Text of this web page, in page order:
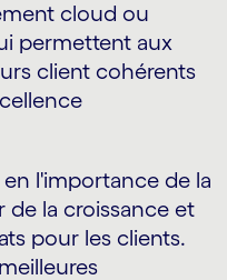
cloud ou
permettent aux
client cohérents
l'importance de la
la croissance et
pour les clients.